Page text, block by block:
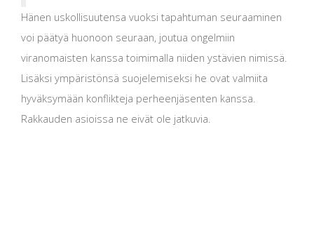
Hänen uskollisuutensa vuoksi tapahtuman seuraaminen
voi päätyä huonoon seuraan, joutua ongelmiin
viranomaisten kanssa toimimalla niiden ystävien nimissä.
Lisäksi ympäristönsä suojelemiseksi he ovat valmiita
hyväksymään konflikteja perheenjäsenten kanssa.
Rakkauden asioissa ne eivät ole jatkuvia.